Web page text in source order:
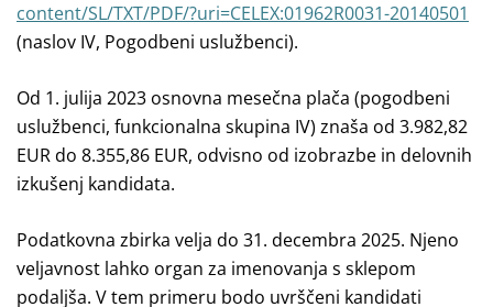
content/SL/TXT/PDF/?uri=CELEX:01962R0031-20140501
(naslov IV, Pogodbeni uslužbenci).
Od 1. julija 2023 osnovna mesečna plača (pogodbeni
uslužbenci, funkcionalna skupina IV) znaša od 3.982,82
EUR do 8.355,86 EUR, odvisno od izobrazbe in delovnih
izkušenj kandidata.
Podatkovna zbirka velja do 31. decembra 2025. Njeno
veljavnost lahko organ za imenovanja s sklepom
podaljša. V tem primeru bodo uvrščeni kandidati